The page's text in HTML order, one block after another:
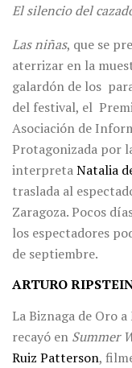
El silencio del
Las niñas, que se
aterrizar en la
galardón de los
del festival, el
Asociación de
Protagonizada por
interpretaNatalia
traslada al
Zaragoza. Pocos
los espectadores
de septiembre.
ARTURO
La Biznaga de Oro
recayó en Summer
Ruiz Patterson,